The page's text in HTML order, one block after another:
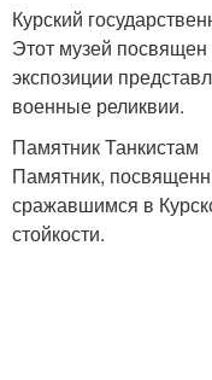
Курский
Этот музей
экспозиции
военные реликвии.
Памятник Танкистам
Памятник,
сражавшимся в
стойкости.